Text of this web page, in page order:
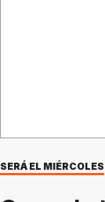
SERÁ EL MIÉRCOLES